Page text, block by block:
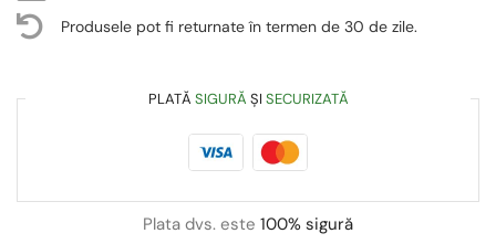
Produsele pot fi returnate în termen de 30 de zile.
PLATĂ SIGURĂ ȘI SECURIZATĂ
Plata dvs. este 100% sigură